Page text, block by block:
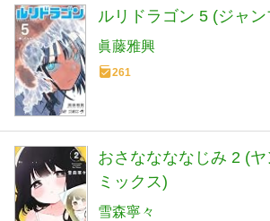
ルリドラゴン 5 (ジャ
眞藤雅興
261
おさななななじみ 2 (
ミックス)
雪森寧々